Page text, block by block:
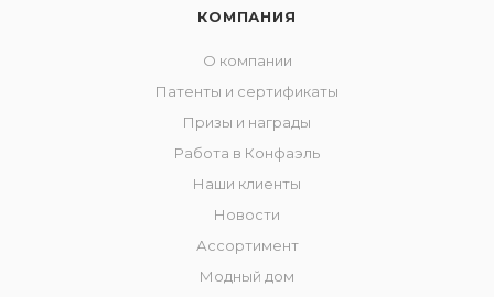
КОМПАНИЯ
О компании
Патенты и сертификаты
Призы и награды
Работа в Конфаэль
Наши клиенты
Новости
Ассортимент
Модный дом